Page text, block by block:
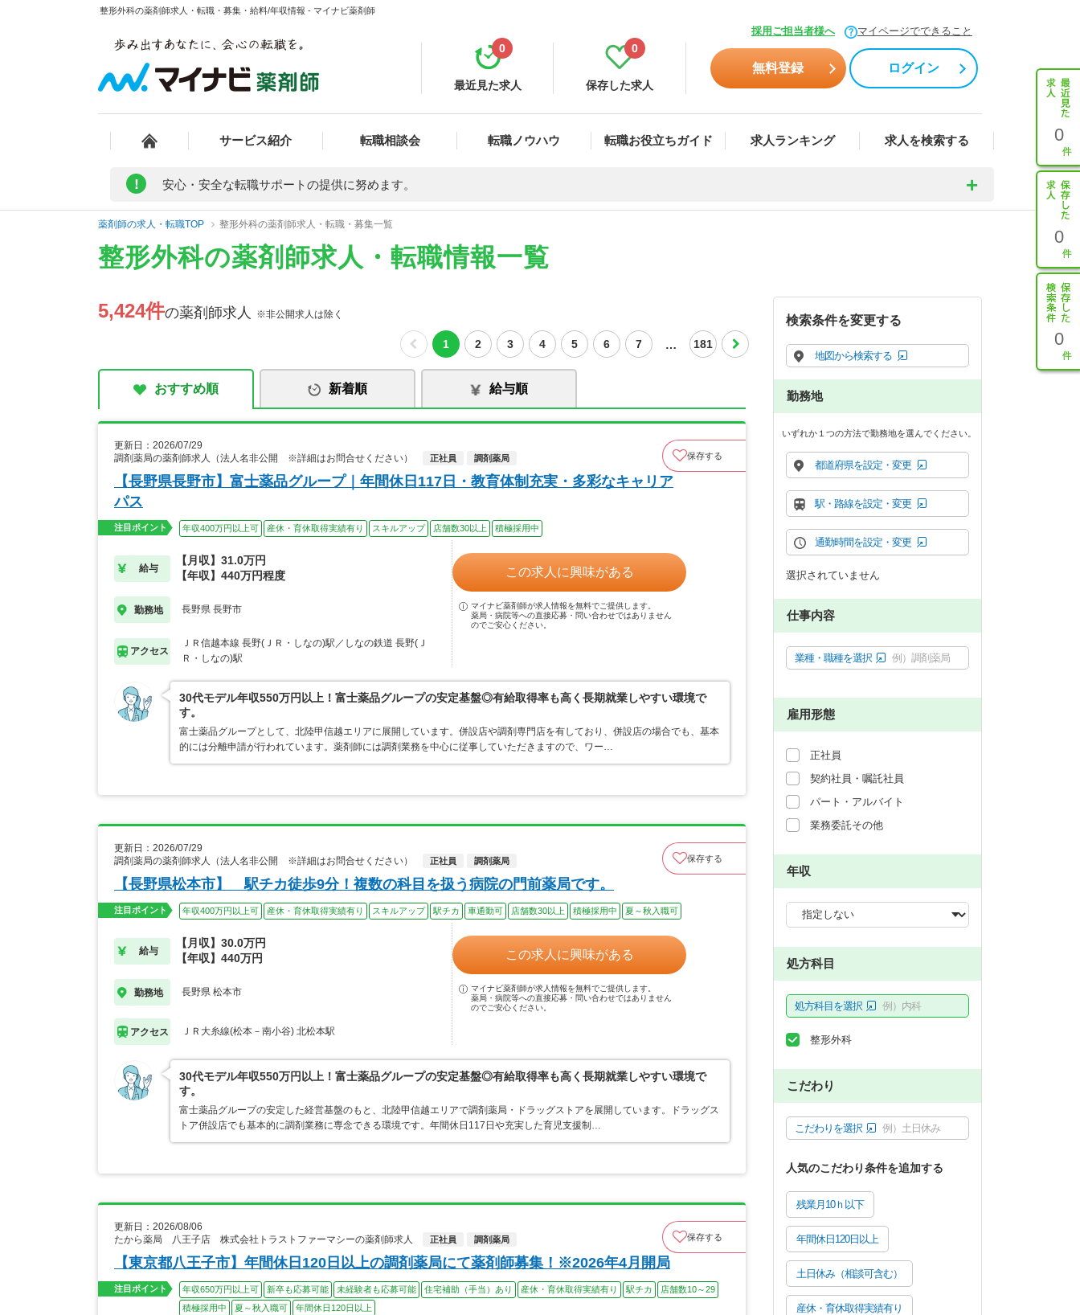
整形外科の薬剤師求人・転職・募集・給料/年収情報 - マイナビ薬剤師
採用ご担当者様へ マイページでできること
最近見た求人
0
保存した求人
0
無料登録 ログイン
サービス紹介 転職相談会 転職ノウハウ 転職お役立ちガイド 求人ランキング 求人を検索する 0
0
0
! 安心・安全な転職サポートの提供に努めます。
薬剤師の求人・転職TOP 整形外科の薬剤師求人・転職・募集一覧
整形外科の薬剤師求人・転職情報一覧
5,424件の薬剤師求人 ※非公開求人は除く
1 2 3 4 5 6 7 … 181
おすすめ順 新着順 給与順
更新日：2026/07/29
調剤薬局の薬剤師求人（法人名非公開 ※詳細はお問合せください）
正社員 調剤薬局 保存する
【長野県長野市】富士薬品グループ｜年間休日117日・教育体制充実・多彩なキャリア
パス
注目ポイント 年収400万円以上可 産休・育休取得実績有り スキルアップ 店舗数30以上 積極採用中
給与
【月収】31.0万円
【年収】440万円程度
勤務地 長野県 長野市
アクセス
ＪＲ信越本線 長野(ＪＲ・しなの)駅／しなの鉄道 長野(Ｊ
Ｒ・しなの)駅
この求人に興味がある
マイナビ薬剤師が求人情報を無料でご提供します。
薬局・病院等への直接応募・問い合わせではありません
のでご安心ください。
30代モデル年収550万円以上！富士薬品グループの安定基盤◎有給取得率も高く長期就業しやすい環境で
す。
富士薬品グループとして、北陸甲信越エリアに展開しています。併設店や調剤専門店を有しており、併設店の場合でも、基本
的には分離申請が行われています。薬剤師には調剤業務を中心に従事していただきますので、ワー…
更新日：2026/07/29
調剤薬局の薬剤師求人（法人名非公開 ※詳細はお問合せください）
正社員 調剤薬局 保存する
【長野県松本市】 駅チカ徒歩9分！複数の科目を扱う病院の門前薬局です。
注目ポイント 年収400万円以上可 産休・育休取得実績有り スキルアップ 駅チカ 車通勤可 店舗数30以上 積極採用中 夏～秋入職可
給与
【月収】30.0万円
【年収】440万円
勤務地 長野県 松本市
アクセス ＪＲ大糸線(松本－南小谷) 北松本駅
この求人に興味がある
マイナビ薬剤師が求人情報を無料でご提供します。
薬局・病院等への直接応募・問い合わせではありません
のでご安心ください。
30代モデル年収550万円以上！富士薬品グループの安定基盤◎有給取得率も高く長期就業しやすい環境で
す。
富士薬品グループの安定した経営基盤のもと、北陸甲信越エリアで調剤薬局・ドラッグストアを展開しています。ドラッグス
トア併設店でも基本的に調剤業務に専念できる環境です。年間休日117日や充実した育児支援制…
更新日：2026/08/06
たから薬局 八王子店 株式会社トラストファーマシーの薬剤師求人
正社員 調剤薬局 保存する
【東京都八王子市】年間休日120日以上の調剤薬局にて薬剤師募集！※2026年4月開局
注目ポイント 年収650万円以上可 新卒も応募可能 未経験者も応募可能 住宅補助（手当）あり 産休・育休取得実績有り 駅チカ
店舗数10～29
積極採用中
夏～秋入職可 年間休日120日以上
検索条件を変更する
地図から検索する
勤務地
いずれか１つの方法で勤務地を選んでください。
都道府県を設定・変更
駅・路線を設定・変更
通勤時間を設定・変更
選択されていません
仕事内容
業種・職種を選択 例）調剤薬局
雇用形態
正社員
契約社員・嘱託社員
パート・アルバイト
業務委託その他
年収
処方科目
処方科目を選択 例）内科
整形外科
こだわり
こだわりを選択 例）土日休み
人気のこだわり条件を追加する
残業月10ｈ以下
年間休日120日以上
土日休み（相談可含む）
産休・育休取得実績有り